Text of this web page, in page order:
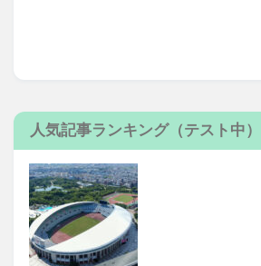
人気記事ランキング（テスト中）